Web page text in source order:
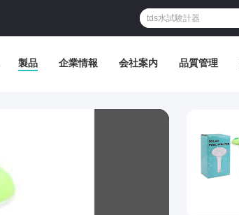
製品 企業情報 会社案内 品質管理